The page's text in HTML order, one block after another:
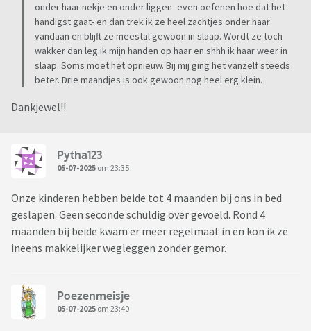
onder haar nekje en onder liggen -even oefenen hoe dat het
handigst gaat- en dan trek ik ze heel zachtjes onder haar
vandaan en blijft ze meestal gewoon in slaap. Wordt ze toch
wakker dan leg ik mijn handen op haar en shhh ik haar weer in
slaap. Soms moet het opnieuw. Bij mij ging het vanzelf steeds
beter. Drie maandjes is ook gewoon nog heel erg klein.
Dankjewel!!
Pytha123
05-07-2025 om 23:35
Onze kinderen hebben beide tot 4 maanden bij ons in bed
geslapen. Geen seconde schuldig over gevoeld. Rond 4
maanden bij beide kwam er meer regelmaat in en kon ik ze
ineens makkelijker wegleggen zonder gemor.
Poezenmeisje
05-07-2025 om 23:40